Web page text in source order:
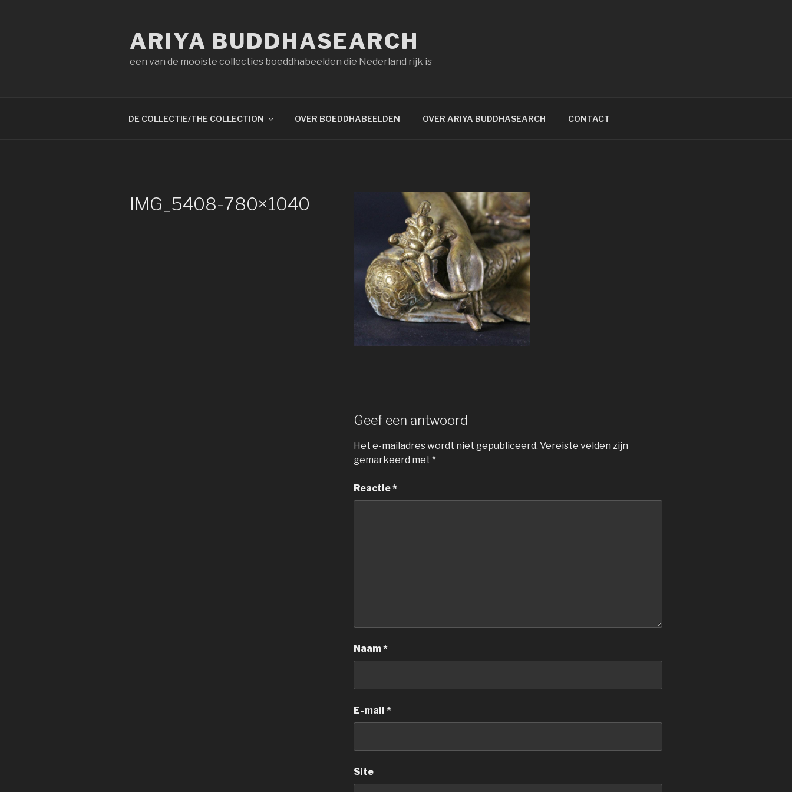
ARIYA BUDDHASEARCH
een van de mooiste collecties boeddhabeelden die Nederland rijk is
DE COLLECTIE/THE COLLECTION OVER BOEDDHABEELDEN OVER ARIYA BUDDHASEARCH CONTACT
IMG_5408-780×1040
Geef een antwoord
Het e-mailadres wordt niet gepubliceerd. Vereiste velden zijn
gemarkeerd met *
Reactie*
Naam*
E-mail *
Site